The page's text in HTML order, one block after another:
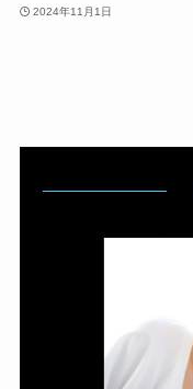
2024年11月1日